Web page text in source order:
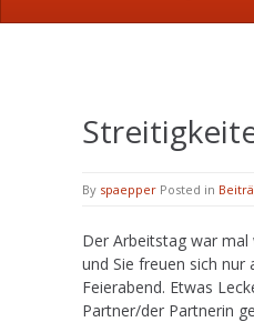
By spaepper Posted in
Der Arbeitstag war
und Sie freuen sich nur
Feierabend. Etwas
Partner/der Partnerin